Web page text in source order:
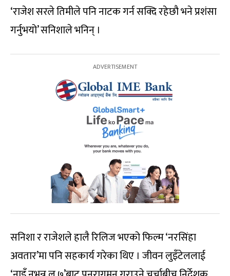
‘राजेश सरले तिमीले पनि नाटक गर्न सक्दि रहेछौ भने प्रशंसा
गर्नुभयो’ सनिशाले भनिन् ।
सनिशा र राजेशले हालै रिलिज भएको फिल्म ‘नरसिंहा
अवतार’मा पनि सहकार्य गरेका थिए । जीवन लुइँटेललाई